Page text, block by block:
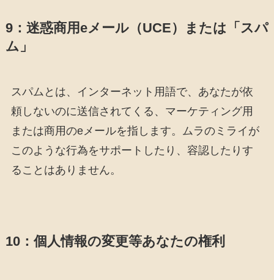
9：迷惑商用eメール（UCE）または「スパ
ム」
スパムとは、インターネット用語で、あなたが依
頼しないのに送信されてくる、マーケティング用
または商用のeメールを指します。ムラのミライが
このような行為をサポートしたり、容認したりす
ることはありません。
10：個人情報の変更等あなたの権利